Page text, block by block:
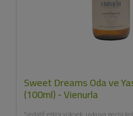
Sweet Dreams Oda ve
(100ml) - Vienurla